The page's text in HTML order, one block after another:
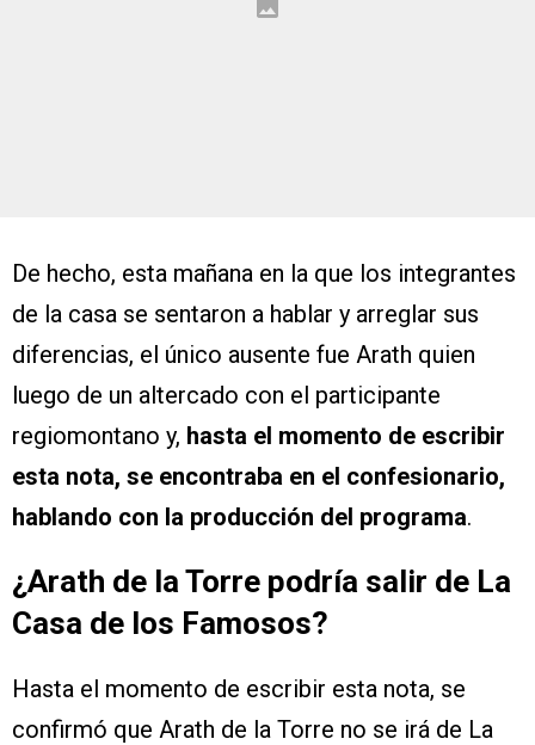
De hecho, esta mañana en la que los integrantes
de la casa se sentaron a hablar y arreglar sus
diferencias, el único ausente fue Arath quien
luego de un altercado con el participante
regiomontano y, hasta el momento de escribir
esta nota, se encontraba en el confesionario,
hablando con la producción del programa.
¿Arath de la Torre podría salir de La
Casa de los Famosos?
Hasta el momento de escribir esta nota, se
confirmó que Arath de la Torre no se irá de La